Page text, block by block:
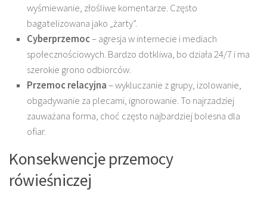
wyśmiewanie, złośliwe komentarze. Często
bagatelizowana jako „żarty”.
Cyberprzemoc– agresja w internecie i mediach
społecznościowych. Bardzo dotkliwa, bo działa 24/7 i ma
szerokie grono odbiorców.
Przemoc relacyjna– wykluczanie z grupy, izolowanie,
obgadywanie za plecami, ignorowanie. To najrzadziej
zauważana forma, choć często najbardziej bolesna dla
ofiar.
Konsekwencje przemocy
rówieśniczej